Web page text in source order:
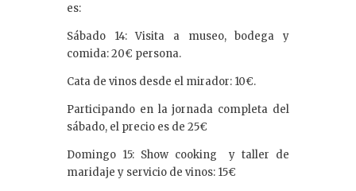
es:
Sábado 14: Visita a museo, bodega y
comida: 20€ persona.
Cata de vinos desde el mirador: 10€.
Participando en la jornada completa del
sábado, el precio es de 25€
Domingo 15: Show cooking y taller de
maridaje y servicio de vinos: 15€